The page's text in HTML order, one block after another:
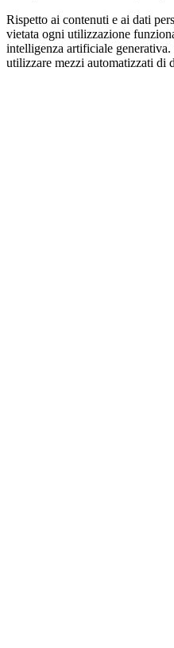
Rispetto ai contenuti e ai dati
vietata ogni utilizzazione
intelligenza artificiale
utilizzare mezzi automatizzati di